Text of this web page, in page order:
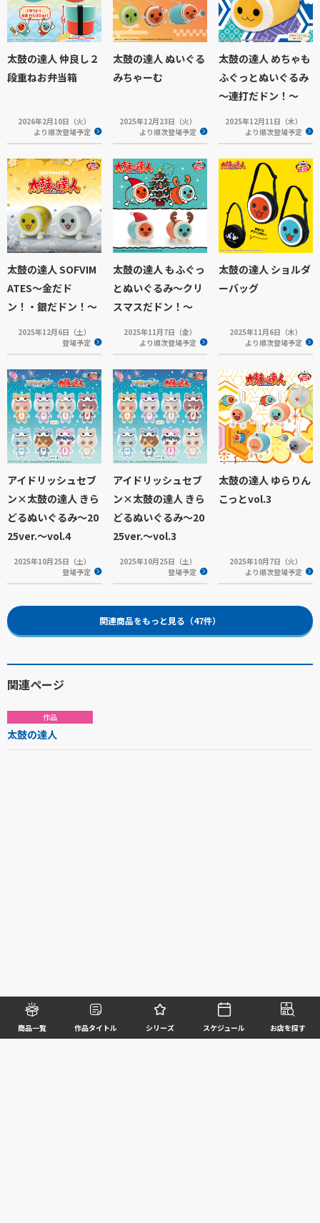
商品一覧 作品タイトル シリーズ スケジュール お店を探す
太鼓の達人 仲良し２
段重ねお弁当箱
2026年2月10日（火）
より順次登場予定
太鼓の達人 ぬいぐる
みちゃーむ
2025年12月23日（火）
より順次登場予定
太鼓の達人 めちゃも
ふぐっとぬいぐるみ
～連打だドン！～
2025年12月11日（木）
より順次登場予定
太鼓の達人 SOFVIM
ATES～金だド
ン！・銀だドン！～
2025年12月6日（土）
登場予定
太鼓の達人 もふぐっ
とぬいぐるみ～クリ
スマスだドン！～
2025年11月7日（金）
より順次登場予定
太鼓の達人 ショルダ
ーバッグ
2025年11月6日（木）
より順次登場予定
アイドリッシュセブ
ン×太鼓の達人 きら
どるぬいぐるみ～20
25ver.～vol.4
2025年10月25日（土）
登場予定
アイドリッシュセブ
ン×太鼓の達人 きら
どるぬいぐるみ～20
25ver.～vol.3
2025年10月25日（土）
登場予定
太鼓の達人 ゆらりん
こっとvol.3
2025年10月7日（火）
より順次登場予定
関連商品をもっと見る（47件）
関連ページ
作品
太鼓の達人